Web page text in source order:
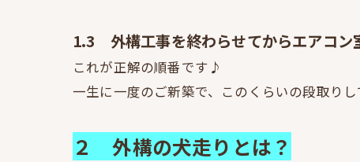
1.3 外構工事を終わらせてからエアコン
これが正解の順番です♪
一生に一度のご新築で、このくらいの段取りし
２ 外構の犬走りとは？